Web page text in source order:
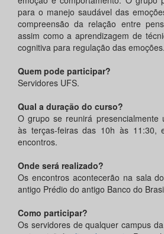
para o manejo saudável das
compreensão da relação entre
assim como a aprendizagem de
cognitiva para regulação das emoções.
Quem pode participar?
Servidores UFS.
Qual a duração do curso?
O grupo se reunirá presencialmente
às terças-feiras das 10h às
encontros.
Onde será realizado?
Os encontros acontecerão na sala do
antigo Prédio do antigo Banco do
Como participar?
Os servidores de qualquer campus